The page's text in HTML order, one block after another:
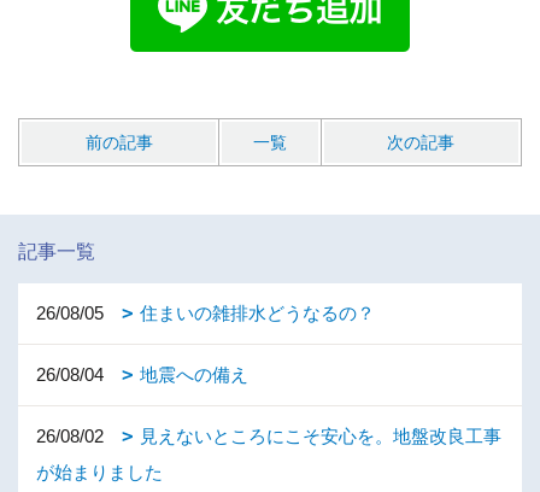
前の記事 一覧 次の記事
記事一覧
26/08/05 住まいの雑排水どうなるの？
26/08/04 地震への備え
26/08/02
見えないところにこそ安心を。地盤改良工事
が始まりました